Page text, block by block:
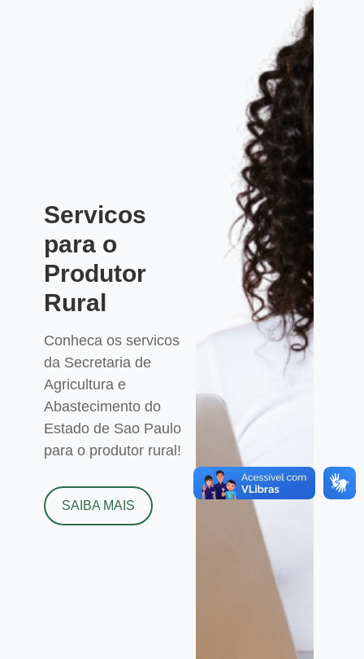
Servicos
para o
Produtor
Rural
Conheca os servicos
da Secretaria de
Agricultura e
Abastecimento do
Estado de Sao Paulo
para o produtor rural!
SAIBA MAIS